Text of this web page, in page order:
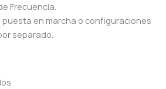
Frecuencia.
puesta en marcha o configuraciones
separado.